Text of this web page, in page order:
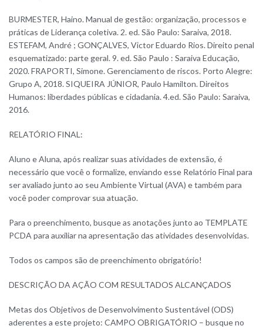
BURMESTER, Haino. Manual de gestão: organização, processos e
práticas de Liderança coletiva. 2. ed. São Paulo: Saraiva, 2018.
ESTEFAM, André ; GONÇALVES, Victor Eduardo Rios. Direito penal
esquematizado: parte geral. 9. ed. São Paulo : Saraiva Educação,
2020. FRAPORTI, Simone. Gerenciamento de riscos. Porto Alegre:
Grupo A, 2018. SIQUEIRA JÚNIOR, Paulo Hamilton. Direitos
Humanos: liberdades públicas e cidadania. 4.ed. São Paulo: Saraiva,
2016.
RELATÓRIO FINAL:
Aluno e Aluna, após realizar suas atividades de extensão, é
necessário que você o formalize, enviando esse Relatório Final para
ser avaliado junto ao seu Ambiente Virtual (AVA) e também para
você poder comprovar sua atuação.
Para o preenchimento, busque as anotações junto ao TEMPLATE
PCDA para auxiliar na apresentação das atividades desenvolvidas.
Todos os campos são de preenchimento obrigatório!
DESCRIÇÃO DA AÇÃO COM RESULTADOS ALCANÇADOS
Metas dos Objetivos de Desenvolvimento Sustentável (ODS)
aderentes a este projeto: CAMPO OBRIGATÓRIO – busque no